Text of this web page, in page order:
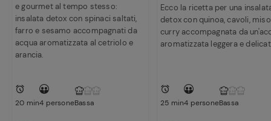
e gourmet al tempo stesso:
insalata detox con spinaci saltati,
farro e sesamo accompagnati da
acqua aromatizzata al cetriolo e
arancia.
20 min4 personeBassa
Ecco la ricetta per una
detox con quinoa, cavoli,
curry accompagnata da
aromatizzata leggera e
25 min4 personeBassa